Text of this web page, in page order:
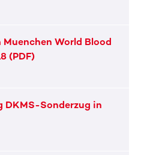
World Blood
(PDF)
DKMS-Sonderzug in